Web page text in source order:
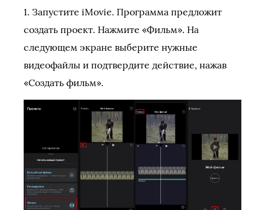
1. Запустите iMovie. Программа предложит
создать проект. Нажмите «Фильм». На
следующем экране выберите нужные
видеофайлы и подтвердите действие, нажав
«Создать фильм».